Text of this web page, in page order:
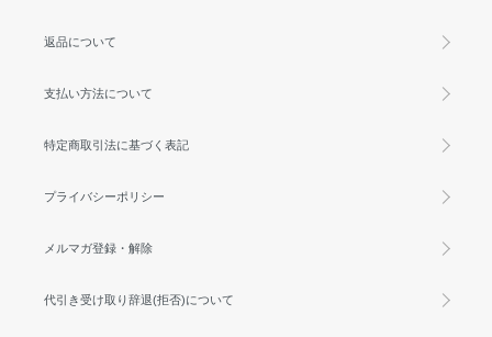
返品について
支払い方法について
特定商取引法に基づく表記
プライバシーポリシー
メルマガ登録・解除
代引き受け取り辞退(拒否)について